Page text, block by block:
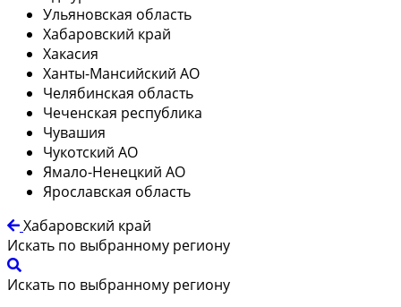
Ульяновская область
Хабаровский край
Хакасия
Ханты-Мансийский АО
Челябинская область
Чеченская республика
Чувашия
Чукотский АО
Ямало-Ненецкий АО
Ярославская область
Хабаровский край
Искать по выбранному региону
Искать по выбранному региону